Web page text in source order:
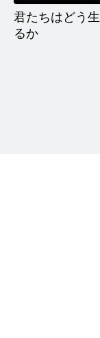
君たちはどう
るか